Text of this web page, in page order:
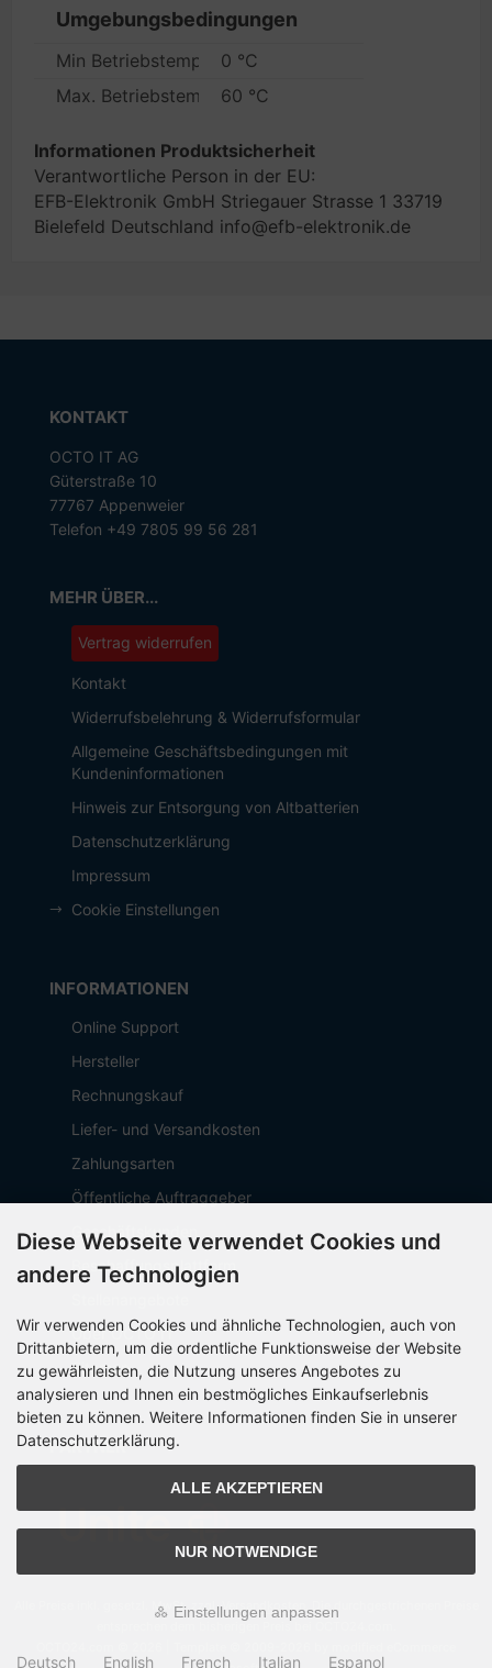
Umgebungsbedingungen
Min Betriebstemperatur
0 °C
Max. Betriebstemperatur
60 °C
Informationen Produktsicherheit
Verantwortliche Person in der EU:
EFB-Elektronik GmbH Striegauer Strasse 1 33719
Bielefeld Deutschland info@efb-elektronik.de
KONTAKT
OCTO IT AG
Güterstraße 10
77767 Appenweier
Telefon +49 7805 99 56 281
MEHR ÜBER...
Vertrag widerrufen
Kontakt
Widerrufsbelehrung & Widerrufsformular
Allgemeine Geschäftsbedingungen mit
Kundeninformationen
Hinweis zur Entsorgung von Altbatterien
Datenschutzerklärung
Impressum
Cookie Einstellungen
INFORMATIONEN
Online Support
Hersteller
Rechnungskauf
Liefer- und Versandkosten
Zahlungsarten
Öffentliche Auftraggeber
Geschäftskunden
Beschaffungsplattform
Über OCTO IT
Sitemap
PARTNER
Alle Preise inkl. gesetzl. MwSt. zzgl.Versandkosten
Diese Webseite verwendet Cookies und
andere Technologien
Wir verwenden Cookies und ähnliche Technologien, auch von
Drittanbietern, um die ordentliche Funktionsweise der Website
zu gewährleisten, die Nutzung unseres Angebotes zu
analysieren und Ihnen ein bestmögliches Einkaufserlebnis
bieten zu können. Weitere Informationen finden Sie in unserer
Datenschutzerklärung.
ALLE AKZEPTIEREN
NUR NOTWENDIGE
Einstellungen anpassen
Deutsch English French Italian Espanol